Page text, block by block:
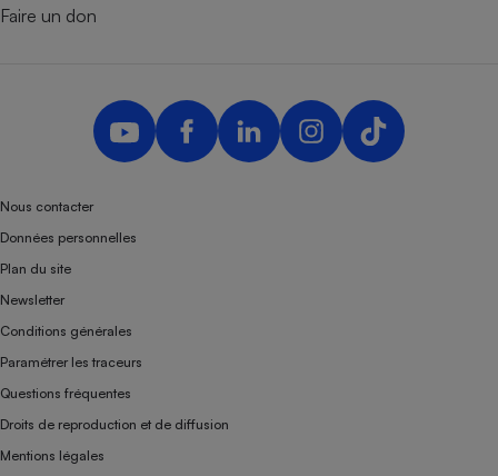
Faire un don
Nous contacter
Données personnelles
Plan du site
Newsletter
Conditions générales
Paramétrer les traceurs
Questions fréquentes
Droits de reproduction et de diffusion
Mentions légales